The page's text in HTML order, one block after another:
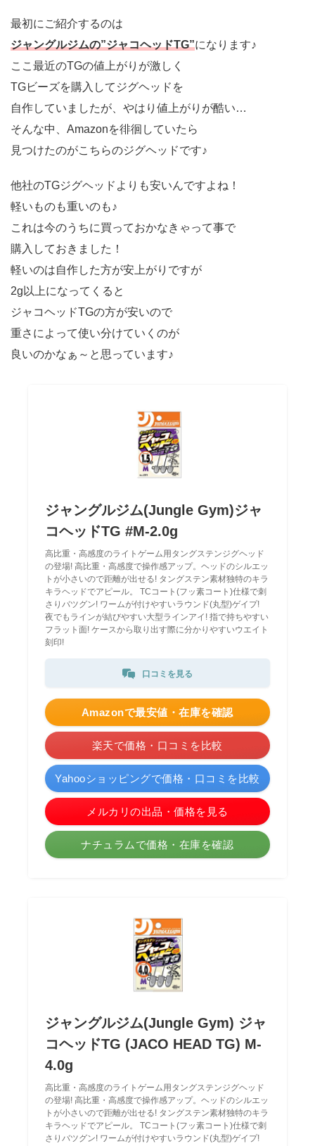
最初にご紹介するのは
ジャングルジムの”ジャコヘッドTG”になります♪
ここ最近のTGの値上がりが激しく
TGビーズを購入してジグヘッドを
自作していましたが、やはり値上がりが酷い…
そんな中、Amazonを徘徊していたら
見つけたのがこちらのジグヘッドです♪
他社のTGジグヘッドよりも安いんですよね！
軽いものも重いのも♪
これは今のうちに買っておかなきゃって事で
購入しておきました！
軽いのは自作した方が安上がりですが
2g以上になってくると
ジャコヘッドTGの方が安いので
重さによって使い分けていくのが
良いのかなぁ～と思っています♪
ジャングルジム(Jungle Gym)ジャ
コヘッドTG #M-2.0g
高比重・高感度のライトゲーム用タングステンジグヘッド
の登場! 高比重・高感度で操作感アップ。ヘッドのシルエッ
トが小さいので距離が出せる! タングステン素材独特のキラ
キラヘッドでアピール。 TCコート(フッ素コート)仕様で刺
さりバツグン! ワームが付けやすいラウンド(丸型)ゲイプ!
夜でもラインが結びやすい大型ラインアイ! 指で持ちやすい
フラット面! ケースから取り出す際に分かりやすいウエイト
刻印!
口コミを見る
Amazonで最安値・在庫を確認
楽天で価格・口コミを比較
Yahooショッピングで価格・口コミを比較
メルカリの出品・価格を見る
ナチュラムで価格・在庫を確認
ジャングルジム(Jungle Gym) ジャ
コヘッドTG (JACO HEAD TG) M-
4.0g
高比重・高感度のライトゲーム用タングステンジグヘッド
の登場! 高比重・高感度で操作感アップ。ヘッドのシルエッ
トが小さいので距離が出せる! タングステン素材独特のキラ
キラヘッドでアピール。 TCコート(フッ素コート)仕様で刺
さりバツグン! ワームが付けやすいラウンド(丸型)ゲイプ!